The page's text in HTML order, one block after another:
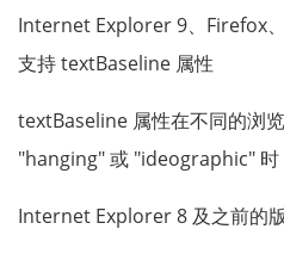
Internet Explorer 9、Firefox
支持 textBaseline 属性
textBaseline 属性在不同的浏
"hanging" 或 "ideographic" 时
Internet Explorer 8 及之前的